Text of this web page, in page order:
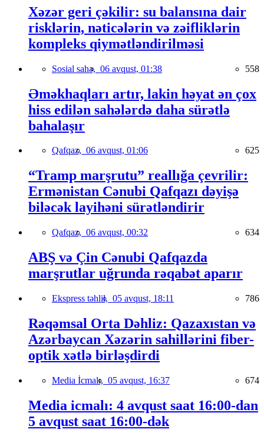
Xəzər geri çəkilir: su balansına dair
risklərin, nəticələrin və zəifliklərin
kompleks qiymətləndirilməsi
Sosial sahə, 06 avqust, 01:38 558
Əməkhaqları artır, lakin həyat ən çox
hiss edilən sahələrdə daha sürətlə
bahalaşır
Qafqaz, 06 avqust, 01:06 625
“Tramp marşrutu” reallığa çevrilir:
Ermənistan Cənubi Qafqazı dəyişə
biləcək layihəni sürətləndirir
Qafqaz, 06 avqust, 00:32 634
ABŞ və Çin Cənubi Qafqazda
marşrutlar uğrunda rəqabət aparır
Ekspress təhlil, 05 avqust, 18:11 786
Rəqəmsal Orta Dəhliz: Qazaxıstan və
Azərbaycan Xəzərin sahillərini fiber-
optik xətlə birləşdirdi
Media İcmalı, 05 avqust, 16:37 674
Media icmalı: 4 avqust saat 16:00-dan
5 avqust saat 16:00-dək